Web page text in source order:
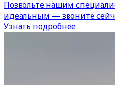
Позвольте нашим
идеальным — звоните
Узнать подробнее